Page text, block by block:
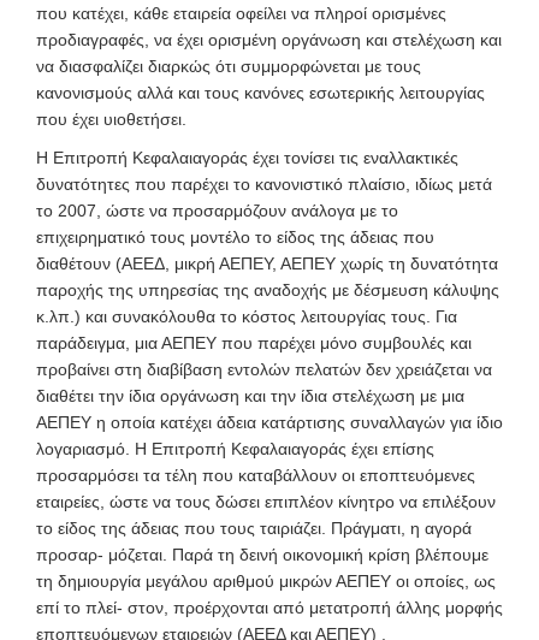
που κατέχει, κάθε εταιρεία οφείλει να πληροί ορισμένες
προδιαγραφές, να έχει ορισμένη οργάνωση και στελέχωση και
να διασφαλίζει διαρκώς ότι συμμορφώνεται με τους
κανονισμούς αλλά και τους κανόνες εσωτερικής λειτουργίας
που έχει υιοθετήσει.
Η Επιτροπή Κεφαλαιαγοράς έχει τονίσει τις εναλλακτικές
δυνατότητες που παρέχει το κανονιστικό πλαίσιο, ιδίως μετά
το 2007, ώστε να προσαρμόζουν ανάλογα με το
επιχειρηματικό τους μοντέλο το είδος της άδειας που
διαθέτουν (ΑΕΕΔ, μικρή ΑΕΠΕΥ, ΑΕΠΕΥ χωρίς τη δυνατότητα
παροχής της υπηρεσίας της αναδοχής με δέσμευση κάλυψης
κ.λπ.) και συνακόλουθα το κόστος λειτουργίας τους. Για
παράδειγμα, μια ΑΕΠΕΥ που παρέχει μόνο συμβουλές και
προβαίνει στη διαβίβαση εντολών πελατών δεν χρειάζεται να
διαθέτει την ίδια οργάνωση και την ίδια στελέχωση με μια
ΑΕΠΕΥ η οποία κατέχει άδεια κατάρτισης συναλλαγών για ίδιο
λογαριασμό. Η Επιτροπή Κεφαλαιαγοράς έχει επίσης
προσαρμόσει τα τέλη που καταβάλλουν οι εποπτευόμενες
εταιρείες, ώστε να τους δώσει επιπλέον κίνητρο να επιλέξουν
το είδος της άδειας που τους ταιριάζει. Πράγματι, η αγορά
προσαρ- μόζεται. Παρά τη δεινή οικονομική κρίση βλέπουμε
τη δημιουργία μεγάλου αριθμού μικρών ΑΕΠΕΥ οι οποίες, ως
επί το πλεί- στον, προέρχονται από μετατροπή άλλης μορφής
εποπτευόμενων εταιρειών (ΑΕΕΔ και ΑΕΠΕΥ) .